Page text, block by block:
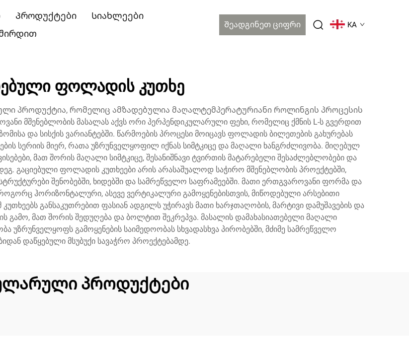
Პროდუქტები
Სიახლეები
Შეადგინეთ Ციფრი KA
ფოლადის კუთხე
პროდუქტია, რომელიც ამზადებულია მაღალტემპერატურიანი როლინგის პროცესის
მშენებლობის მასალას აქვს ორი პერპენდიკულარული ფეხი, რომელიც ქმნის L-ს გვერდით
და სისქის ვარიანტებში. წარმოების პროცესი მოიცავს ფოლადის ბილეთების გახურებას
სერიის მიერ, რათა უზრუნველყოფილ იქნას სიმტკიცე და მაღალი ხანგრძლივობა. მიღებულ
მათ შორის მაღალი სიმტკიცე, შესანიშნავი ტვირთის მატარებელი შესაძლებლობები და
გაციებული ფოლადის კუთხეები არის არასაშუალოდ საჭირო მშენებლობის პროექტებში,
შენობებში, ხიდებში და სამრეწველო საფრამეებში. მათი ერთგვაროვანი ფორმა და
ჰორიზონტალური, ასევე ვერტიკალური გამოყენებისთვის, მიწოდებული არსებითი
განსაკუთრებით ფასიან ადგილს უჭირავს მათი ხარჯთაღობის, მარტივი დამუშავების და
გამო, მათ შორის შედუღება და ბოლტით შეკრეპვა. მასალის დამახასიათებელი მაღალი
უზრუნველყოფს გამოყენების საიმედოობას სხვადასხვა პირობებში, მძიმე სამრეწველო
დაწყებული მსუბუქი სავაჭრო პროექტებამდე.
პროდუქტები